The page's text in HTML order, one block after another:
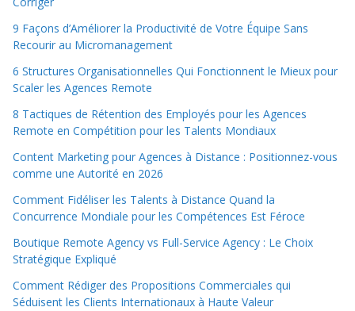
9 Façons d’Améliorer la Productivité de Votre Équipe Sans
Recourir au Micromanagement
6 Structures Organisationnelles Qui Fonctionnent le Mieux pour
Scaler les Agences Remote
8 Tactiques de Rétention des Employés pour les Agences
Remote en Compétition pour les Talents Mondiaux
Content Marketing pour Agences à Distance : Positionnez-vous
comme une Autorité en 2026
Comment Fidéliser les Talents à Distance Quand la
Concurrence Mondiale pour les Compétences Est Féroce
Boutique Remote Agency vs Full-Service Agency : Le Choix
Stratégique Expliqué
Comment Rédiger des Propositions Commerciales qui
Séduisent les Clients Internationaux à Haute Valeur